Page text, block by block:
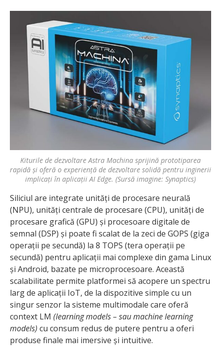
Kiturile de dezvoltare Astra Machina sprijină prototiparea
rapidă și oferă o experiență de dezvoltare solidă pentru inginerii
implicați în aplicații AI Edge. (Sursă imagine: Synaptics)
Siliciul are integrate unități de procesare neurală
(NPU), unități centrale de procesare (CPU), unități de
procesare grafică (GPU) și procesoare digitale de
semnal (DSP) și poate fi scalat de la zeci de GOPS (giga
operații pe secundă) la 8 TOPS (tera operații pe
secundă) pentru aplicații mai complexe din gama Linux
și Android, bazate pe microprocesoare. Această
scalabilitate permite platformei să acopere un spectru
larg de aplicații IoT, de la dispozitive simple cu un
singur senzor la sisteme multimodale care oferă
context LM (learning models – sau machine learning
models) cu consum redus de putere pentru a oferi
produse finale mai imersive și intuitive.